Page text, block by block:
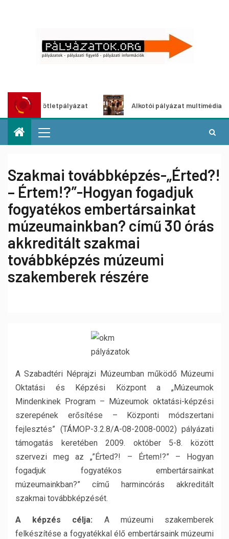
ötletpályázat Alkotói pályázat multimédia-
Szakmai továbbképzés-„Érted?!
– Értem!?”-Hogyan fogadjuk
fogyatékos embertársainkat
múzeumainkban? című 30 órás
akkreditált szakmai
továbbképzés múzeumi
szakemberek részére
A Szabadtéri Néprajzi Múzeumban működő Múzeumi
Oktatási és Képzési Központ a „Múzeumok
Mindenkinek Program – Múzeumok oktatási-képzési
szerepének erősítése – Központi módszertani
fejlesztés” (TÁMOP-3.2.8/A-08-2008-0002) pályázati
támogatás keretében 2009. október 5-8. között
szervezi meg az „”Érted?! – Értem!?” – Hogyan
fogadjuk fogyatékos embertársainkat
múzeumainkban?” című harmincórás akkreditált
szakmai továbbképzését.
A képzés célja: A múzeumi szakemberek
felkészítése a fogyatékkal élő embertársaink múzeumi